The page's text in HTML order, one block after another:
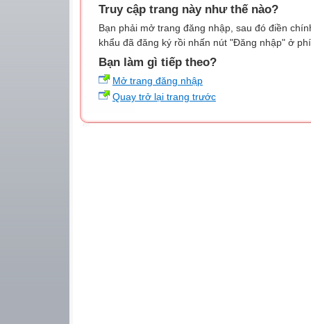
Truy cập trang này như thế nào?
Bạn phải mở trang đăng nhập, sau đó điền
khẩu đã đăng ký rồi nhấn nút "Đăng nhập" ở
Bạn làm gì tiếp theo?
Mở trang đăng nhập
Quay trở lại trang trước